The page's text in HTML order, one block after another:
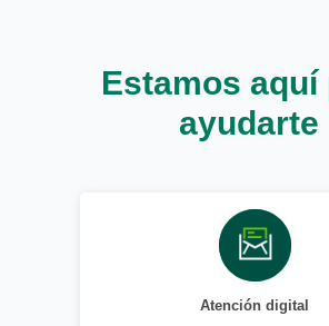
Estamos aquí
ayudarte
Atención digital